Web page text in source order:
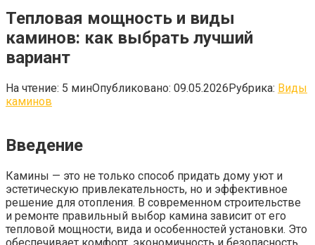
Тепловая мощность и виды
каминов: как выбрать лучший
вариант
На чтение: 5 минОпубликовано: 09.05.2026Рубрика: Виды
каминов
Введение
Камины — это не только способ придать дому уют и
эстетическую привлекательность, но и эффективное
решение для отопления. В современном строительстве
и ремонте правильный выбор камина зависит от его
тепловой мощности, вида и особенностей установки. Это
обеспечивает комфорт, экономичность и безопасность